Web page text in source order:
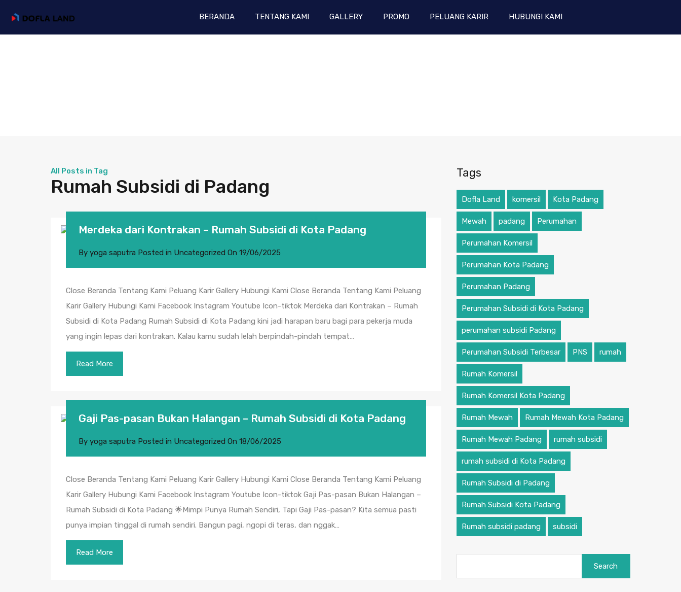
BERANDA TENTANG KAMI GALLERY PROMO PELUANG KARIR HUBUNGI KAMI
All Posts in Tag
Rumah Subsidi di Padang
Merdeka dari Kontrakan – Rumah Subsidi di Kota Padang
By yoga saputra Posted in Uncategorized On 19/06/2025
Close Beranda Tentang Kami Peluang Karir Gallery Hubungi Kami Close Beranda Tentang Kami Peluang
Karir Gallery Hubungi Kami Facebook Instagram Youtube Icon-tiktok Merdeka dari Kontrakan – Rumah
Subsidi di Kota Padang Rumah Subsidi di Kota Padang kini jadi harapan baru bagi para pekerja muda
yang ingin lepas dari kontrakan. Kalau kamu sudah lelah berpindah-pindah tempat…
Read More
Gaji Pas-pasan Bukan Halangan – Rumah Subsidi di Kota Padang
By yoga saputra Posted in Uncategorized On 18/06/2025
Close Beranda Tentang Kami Peluang Karir Gallery Hubungi Kami Close Beranda Tentang Kami Peluang
Karir Gallery Hubungi Kami Facebook Instagram Youtube Icon-tiktok Gaji Pas-pasan Bukan Halangan –
Rumah Subsidi di Kota Padang 🌟Mimpi Punya Rumah Sendiri, Tapi Gaji Pas-pasan? Kita semua pasti
punya impian tinggal di rumah sendiri. Bangun pagi, ngopi di teras, dan nggak…
Read More
Tags
Dofla Land komersil Kota Padang
Mewah padang Perumahan
Perumahan Komersil
Perumahan Kota Padang
Perumahan Padang
Perumahan Subsidi di Kota Padang
perumahan subsidi Padang
Perumahan Subsidi Terbesar PNS rumah
Rumah Komersil
Rumah Komersil Kota Padang
Rumah Mewah Rumah Mewah Kota Padang
Rumah Mewah Padang rumah subsidi
rumah subsidi di Kota Padang
Rumah Subsidi di Padang
Rumah Subsidi Kota Padang
Rumah subsidi padang subsidi